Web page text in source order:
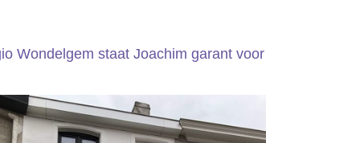
Wondelgem staat Joachim garant voor